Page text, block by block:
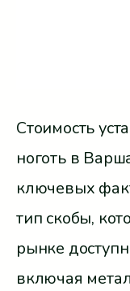
Стоимость
ноготь в
ключевых
тип скобы,
рынке
включая